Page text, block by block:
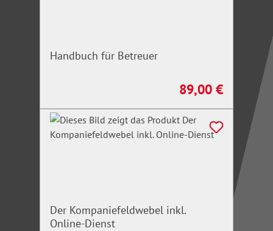
Handbuch für Betreuer
Regulärer Preis:
89,00 €
Der Kompaniefeldwebel inkl.
Online-Dienst